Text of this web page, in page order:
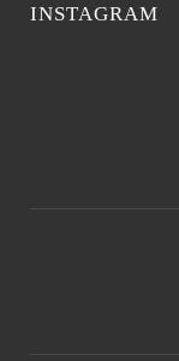
INSTAGRAM